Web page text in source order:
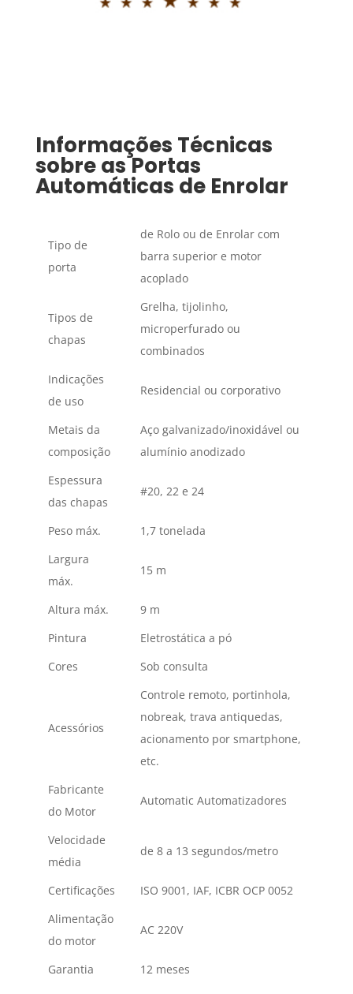
Informações Técnicas
sobre as Portas
Automáticas de Enrolar
Tipo de
porta
de Rolo ou de Enrolar com
barra superior e motor
acoplado
Tipos de
chapas
Grelha, tijolinho,
microperfurado ou
combinados
Indicações
de uso
Residencial ou corporativo
Metais da
composição
Aço galvanizado/inoxidável ou
alumínio anodizado
Espessura
das chapas
#20, 22 e 24
Peso máx.
1,7 tonelada
Largura
máx.
15 m
Altura máx.
9 m
Pintura
Eletrostática a pó
Cores
Sob consulta
Acessórios
Controle remoto, portinhola,
nobreak, trava antiquedas,
acionamento por smartphone,
etc.
Fabricante
do Motor
Automatic Automatizadores
Velocidade
média
de 8 a 13 segundos/metro
Certificações
ISO 9001, IAF, ICBR OCP 0052
Alimentação
do motor
AC 220V
Garantia 12 meses